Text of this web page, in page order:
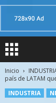
Inicio
país de LATAM
INDUSTRIA